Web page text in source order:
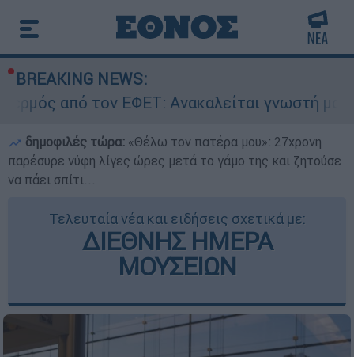
BREAKING NEWS:
ΕΦΕΤ: Ανακαλείται γνωστή μαρμελάδα -
δημοφιλές τώρα: «Θέλω τον πατέρα μου»: 27χρονη
παρέσυρε νύφη λίγες ώρες μετά το γάμο της και ζητούσε
να πάει σπίτι...
Τελευταία νέα και ειδήσεις σχετικά με:
ΔΙΕΘΝΗΣ ΗΜΕΡΑ
ΜΟΥΣΕΙΩΝ